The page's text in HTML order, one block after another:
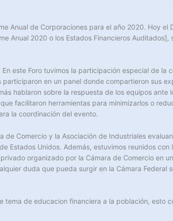
Anual de Corporaciones para el año 2020. Hoy el
Anual 2020 o los Estados Financieros Auditados],
este Foro tuvimos la participación especial de la
participaron en un panel donde compartieron sus
hablaron sobre la respuesta de los equipos ante
facilitaron herramientas para minimizarlos o
la coordinación del evento.
de Comercio y la Asociación de Industriales
Estados Unidos. Además, estuvimos reunidos con
organizado por la Cámara de Comercio en
duda que pueda surgir en la Cámara Federal
de educacion financiera a la población, esto